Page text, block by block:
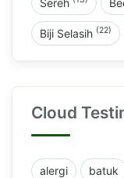
Biji Selasih (22)
Cloud
alergi batuk